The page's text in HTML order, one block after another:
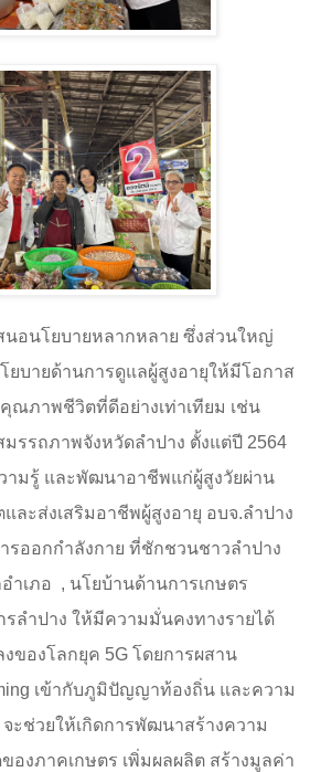
นอนโยบายหลากหลาย ซึ่งส่วนใหญ่
ยบายด้านการดูแลผู้สูงอายุให้มีโอกาส
ณภาพชีวิตที่ดีอย่างเท่าเทียม เช่น
รรถภาพจังหวัดลำปาง ตั้งแต่ปี 2564
ามรู้ และพัฒนาอาชีพแก่ผู้สูงวัยผ่าน
ะส่งเสริมอาชีพผู้สูงอายุ อบจ.ลำปาง
รออกกำลังกาย ที่ชักชวนชาวลำปาง
ำเภอ , นโยบ้านด้านการเกษตร
ลำปาง ให้มีความมั่นคงทางรายได้
ของโลกยุค 5G โดยการผสาน
เข้ากับภูมิปัญญาท้องถิ่น และความ
ช่วยให้เกิดการพัฒนาสร้างความ
องภาคเกษตร เพิ่มผลผลิต สร้างมูลค่า